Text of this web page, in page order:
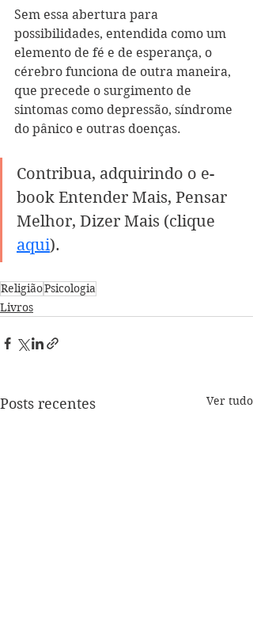
Sem essa abertura para
possibilidades, entendida como um
elemento de fé e de esperança, o
cérebro funciona de outra maneira,
que precede o surgimento de
sintomas como depressão, síndrome
do pânico e outras doenças.
Contribua, adquirindo o e-
book Entender Mais, Pensar
Melhor, Dizer Mais (clique
aqui).
ReligiãoPsicologia
Livros
Posts recentes Ver tudo